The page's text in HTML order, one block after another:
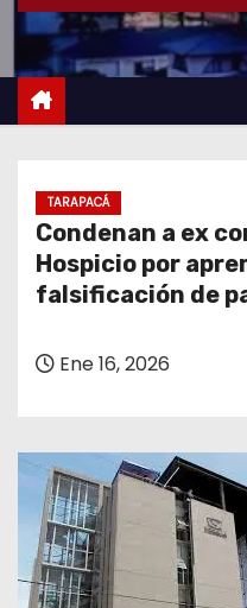
TARAPACÁ
Condenan a ex
Hospicio por
falsificación de
Ene 16, 2026